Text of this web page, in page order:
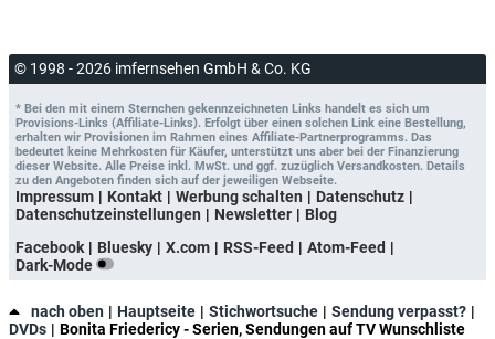
© 1998 - 2026 imfernsehen GmbH & Co. KG
* Bei den mit einem Sternchen gekennzeichneten Links handelt es sich um
Provisions-Links (Affiliate-Links). Erfolgt über einen solchen Link eine Bestellung,
erhalten wir Provisionen im Rahmen eines Affiliate-Partnerprogramms. Das
bedeutet keine Mehrkosten für Käufer, unterstützt uns aber bei der Finanzierung
dieser Website. Alle Preise inkl. MwSt. und ggf. zuzüglich Versandkosten. Details
zu den Angeboten finden sich auf der jeweiligen Webseite.
Impressum Kontakt Werbung schalten
Datenschutz
Datenschutzeinstellungen
Newsletter
Blog
Facebook
Bluesky X.com RSS-Feed
Atom-Feed
Dark-Mode
nach oben Hauptseite Stichwortsuche
Sendung verpasst?
DVDs
Bonita Friedericy - Serien, Sendungen auf TV Wunschliste